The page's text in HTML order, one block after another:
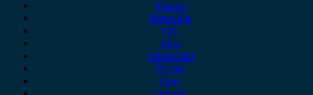
Mazda
Mercedes
MG
Mini
Mitsubishi
Nissan
Opel